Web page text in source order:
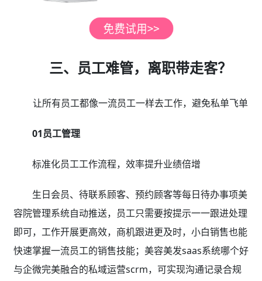
三、员工难管，离职带走客？
让所有员工都像一流员工一样去工作，避免私单飞单
01员工管理
标准化员工工作流程，效率提升业绩倍增
生日会员、待联系顾客、预约顾客等每日待办事项美
容院管理系统自动推送，员工只需要按提示一一跟进处理
即可，工作开展更高效，商机跟进更及时，小白销售也能
快速掌握一流员工的销售技能；美容美发saas系统哪个好
与企微完美融合的私域运营scrm，可实现沟通记录合规